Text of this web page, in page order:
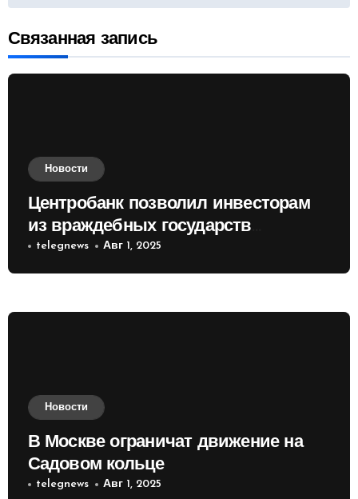
записям
Связанная запись
Новости
Центробанк позволил инвесторам
из враждебных государств
приобретать валюту
telegnews Авг 1, 2025
Новости
В Москве ограничат движение на
Садовом кольце
telegnews Авг 1, 2025